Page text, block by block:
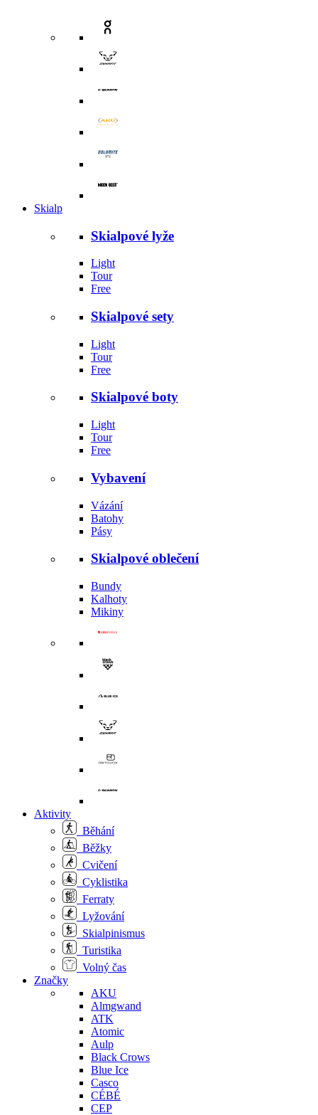
Skialp
Skialpové lyže
Light
Tour
Free
Skialpové sety
Light
Tour
Free
Skialpové boty
Light
Tour
Free
Vybavení
Vázání
Batohy
Pásy
Skialpové oblečení
Bundy
Kalhoty
Mikiny
Aktivity
Běhání
Běžky
Cvičení
Cyklistika
Ferraty
Lyžování
Skialpinismus
Turistika
Volný čas
Značky
AKU
Almgwand
ATK
Atomic
Aulp
Black Crows
Blue Ice
Casco
CÉBÉ
CEP